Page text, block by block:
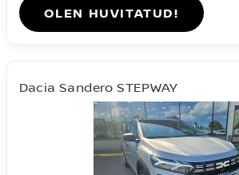
OLEN HUVITATUD!
Dacia Sandero STEPWAY